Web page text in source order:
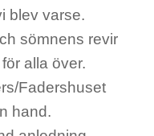
blev varse.
sömnens revir
alla över.
Fadershuset
hand.